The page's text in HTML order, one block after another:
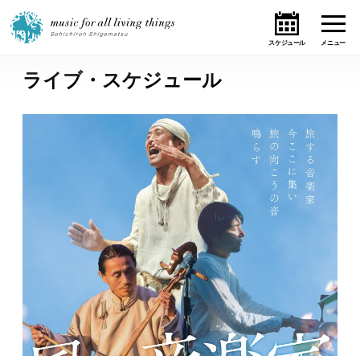
ホーム
ライブ・スケジュール
オンライン・ショップ
ギャラリー
ライブ・スケジュール